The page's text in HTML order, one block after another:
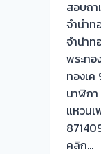
สอบถ
จำนำ
จำนำท
พระทอ
ทองเค
นาฬิกา
แหวน
คลิก…